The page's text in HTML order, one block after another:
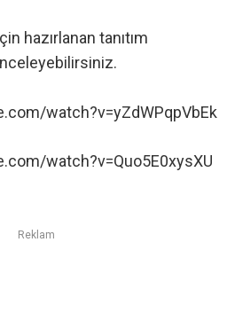
hazırlanan tanıtım
watch?v=yZdWPqpVbEk
watch?v=Quo5E0xysXU
Reklam